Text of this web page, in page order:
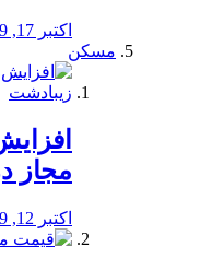
اکتبر 17, 2019
مسکن
مجاز
اکتبر 12, 2019